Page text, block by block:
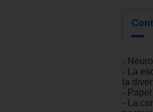
-
- La
la
-
- La